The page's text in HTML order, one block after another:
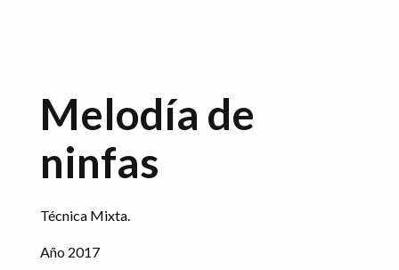
Melodía de
ninfas
Técnica Mixta.
Año 2017